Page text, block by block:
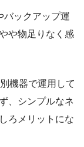
バックアップ運
や物足りなく感
機器で運用して
、シンプルなネ
ろメリットにな